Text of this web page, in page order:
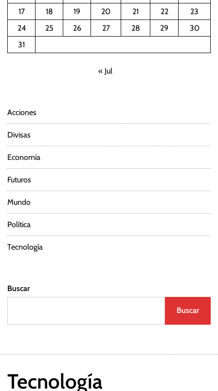
17
18 19 20 21 22
23
24
25 26 27 28 29
30
31
« Jul
Acciones
Divisas
Economía
Futuros
Mundo
Política
Tecnología
Buscar
Buscar
Tecnología